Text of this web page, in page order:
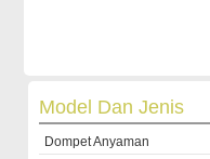
Model Dan Jenis
Dompet Anyaman